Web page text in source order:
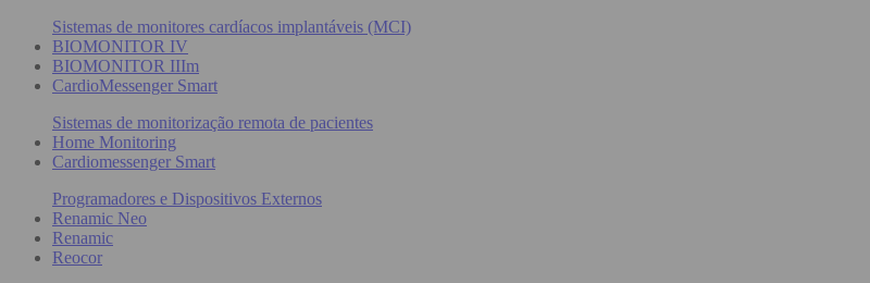
Sistemas de monitores cardíacos implantáveis (MCI)
BIOMONITOR IV
BIOMONITOR IIIm
CardioMessenger Smart
Sistemas de monitorização remota de pacientes
Home Monitoring
Cardiomessenger Smart
Programadores e Dispositivos Externos
Renamic Neo
Renamic
Reocor